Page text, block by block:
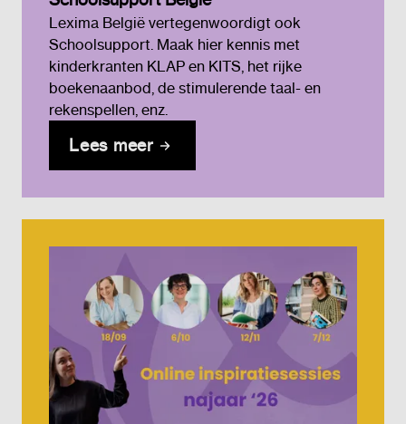
Lexima België vertegenwoordigt ook
Schoolsupport. Maak hier kennis met
kinderkranten KLAP en KITS, het rijke
boekenaanbod, de stimulerende taal- en
rekenspellen, enz.
Lees meer